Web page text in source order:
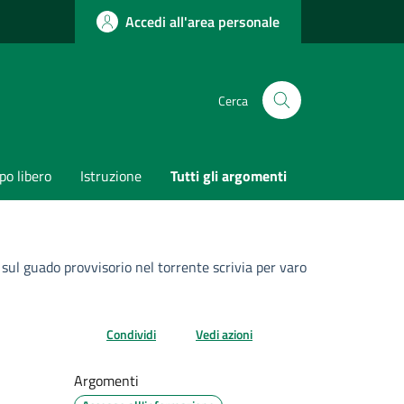
Accedi all'area personale
Cerca
libero Istruzione Tutti gli argomenti
guado provvisorio nel torrente scrivia per varo
Condividi Vedi azioni
Argomenti